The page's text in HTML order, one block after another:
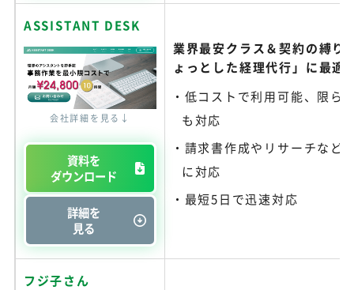
ASSISTANT DESK
会社詳細を見る↓
資料を
ダウンロード
詳細を
見る
業界最安クラス＆契約の縛り
ょっとした経理代行」に最適
低コストで利用可能、限ら
も対応
請求書作成やリサーチなど
に対応
最短5日で迅速対応
フジ子さん